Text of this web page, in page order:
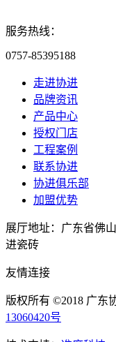
服务热线：
0757-85395188
走进协进
品牌资讯
产品中心
授权门店
工程案例
联系协进
协进俱乐部
加盟优势
展厅地址：广东省佛
进瓷砖
友情连接
版权所有 ©2018 广东
13060420号